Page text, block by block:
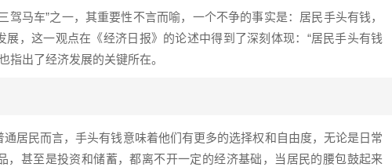
驾马车”之一，其重要性不言而喻，一个不争的事实是：居民手头有钱，
，这一观点在《经济日报》的论述中得到了深刻体现：“居民手头有钱
指出了经济发展的关键所在。
居民而言，手头有钱意味着他们有更多的选择权和自由度，无论是日常
，甚至是投资和储蓄，都离不开一定的经济基础，当居民的腰包鼓起来